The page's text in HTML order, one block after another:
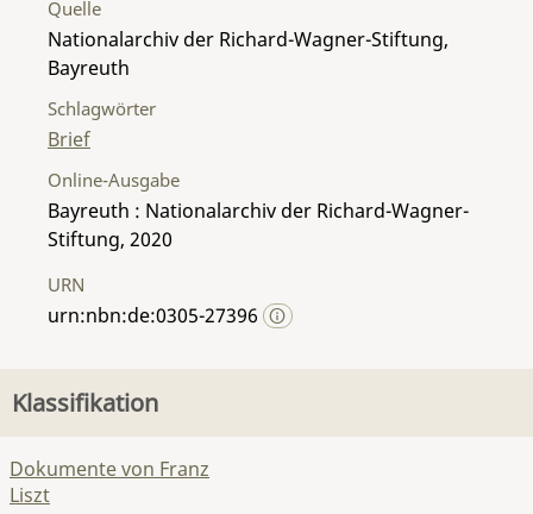
Quelle
Nationalarchiv der Richard-Wagner-Stiftung,
Bayreuth
Schlagwörter
Brief
Online-Ausgabe
Bayreuth : Nationalarchiv der Richard-Wagner-
Stiftung, 2020
URN
urn:nbn:de:0305-27396
Klassifikation
Dokumente von Franz
Liszt